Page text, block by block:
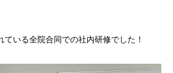
ている全院合同での社内研修でした！